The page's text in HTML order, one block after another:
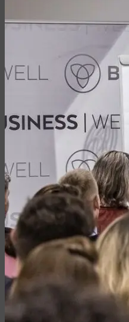
Pomagam firmom
tworzę strategię
decyzje,
W efekcie Twój marketing
Umów się na konsultację